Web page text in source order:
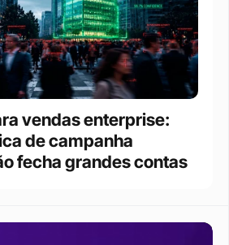
vendas enterprise:
de campanha
fecha grandes contas